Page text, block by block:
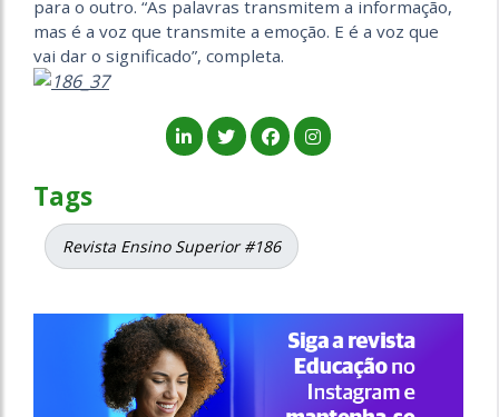
para o outro. “As palavras transmitem a informação,
mas é a voz que transmite a emoção. E é a voz que
vai dar o significado”, completa.
Tags
Revista Ensino Superior #186